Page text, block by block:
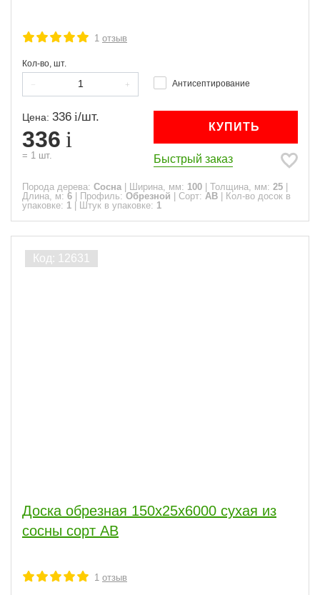
1 отзыв
Кол-во, шт.
Антисептирование
Цена: 336 /шт.
336
= 1 шт.
КУПИТЬ
Быстрый заказ
Порода дерева: Сосна Ширина, мм: 100 Толщина, мм: 25
Длина, м: 6 Профиль: Обрезной Сорт: АВ
Кол-во досок в
упаковке: 1 Штук в упаковке: 1
Доска обрезная 150x25x6000 сухая из
сосны сорт АВ
1 отзыв